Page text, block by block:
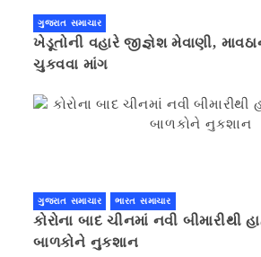
ગુજરાત સમાચાર
ખેડૂતોની વહારે જીજ્ઞેશ મેવાણી,
ચુકવવા માંગ
ગુજરાત સમાચાર ભારત સમાચાર
કોરોના બાદ ચીનમાં નવી બીમારીથી
બાળકોને નુકશાન